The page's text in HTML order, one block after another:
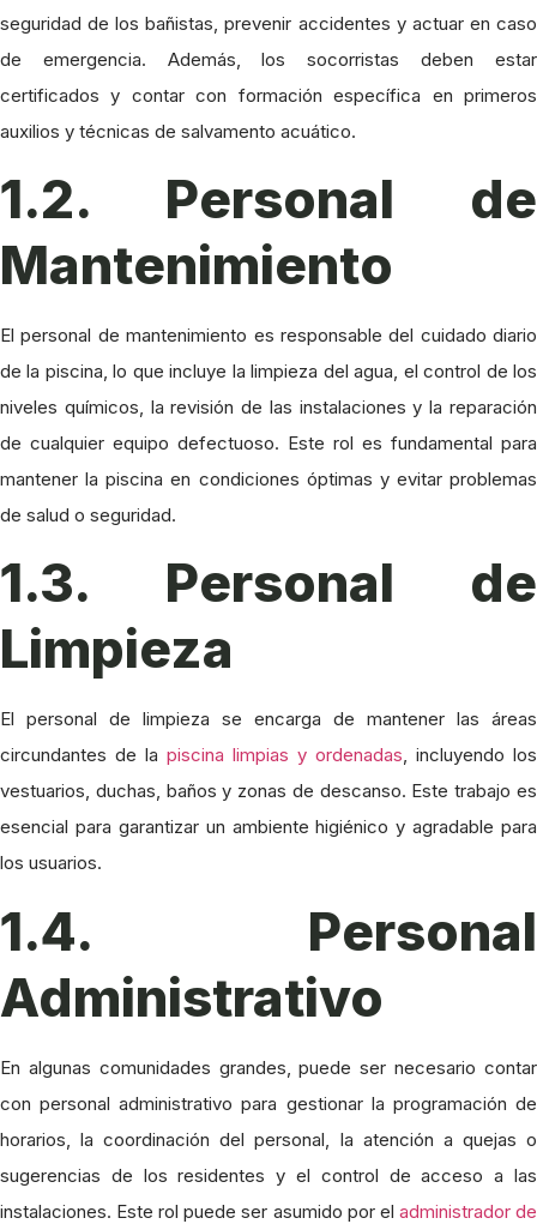
seguridad de los bañistas, prevenir accidentes y actuar en caso
de emergencia. Además, los socorristas deben estar
certificados y contar con formación específica en primeros
auxilios y técnicas de salvamento acuático.
1.2. Personal de
Mantenimiento
El personal de mantenimiento es responsable del cuidado diario
de la piscina, lo que incluye la limpieza del agua, el control de los
niveles químicos, la revisión de las instalaciones y la reparación
de cualquier equipo defectuoso. Este rol es fundamental para
mantener la piscina en condiciones óptimas y evitar problemas
de salud o seguridad.
1.3. Personal de
Limpieza
El personal de limpieza se encarga de mantener las áreas
circundantes de la piscina limpias y ordenadas, incluyendo los
vestuarios, duchas, baños y zonas de descanso. Este trabajo es
esencial para garantizar un ambiente higiénico y agradable para
los usuarios.
1.4. Personal
Administrativo
En algunas comunidades grandes, puede ser necesario contar
con personal administrativo para gestionar la programación de
horarios, la coordinación del personal, la atención a quejas o
sugerencias de los residentes y el control de acceso a las
instalaciones. Este rol puede ser asumido por el administrador de